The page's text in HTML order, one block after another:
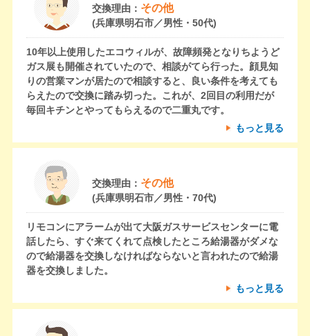
交換理由： その他
(兵庫県明石市／男性・50代)
10年以上使用したエコウィルが、故障頻発となりちようど
ガス展も開催されていたので、相談がてら行った。顔見知
りの営業マンが居たので相談すると、良い条件を考えても
らえたので交換に踏み切った。これが、2回目の利用だが
毎回キチンとやってもらえるので二重丸です。
もっと見る
交換理由： その他
(兵庫県明石市／男性・70代)
リモコンにアラームが出て大阪ガスサービスセンターに電
話したら、すぐ来てくれて点検したところ給湯器がダメな
ので給湯器を交換しなければならないと言われたので給湯
器を交換しました。
もっと見る